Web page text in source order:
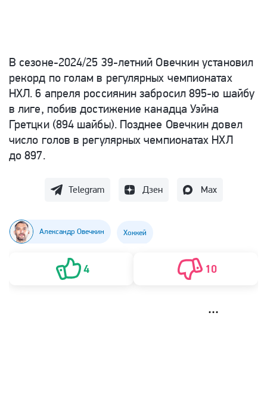
В сезоне-2024/25 39-летний Овечкин установил
рекорд по голам в регулярных чемпионатах
НХЛ. 6 апреля россиянин забросил 895-ю шайбу
в лиге, побив достижение канадца Уэйна
Гретцки (894 шайбы). Позднее Овечкин довел
число голов в регулярных чемпионатах НХЛ
до 897.
Telegram Дзен Max
Александр Овечкин Хоккей
4 10